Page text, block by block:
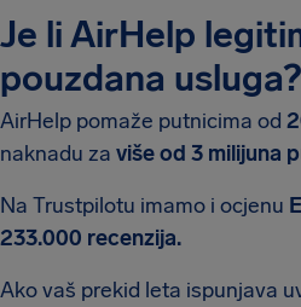
Je li AirHelp
pouzdana usluga?
AirHelp pomaže putnicima od
naknadu za više od 3 milijuna
Na Trustpilotu imamo i ocjenu
233.000 recenzija.
Ako vaš prekid leta ispunjava